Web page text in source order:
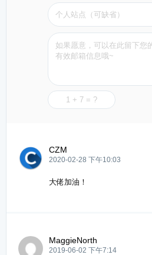
CZM
2020-02-28 下午10:03
大佬加油！
MaggieNorth
2019-06-02 下午7:14